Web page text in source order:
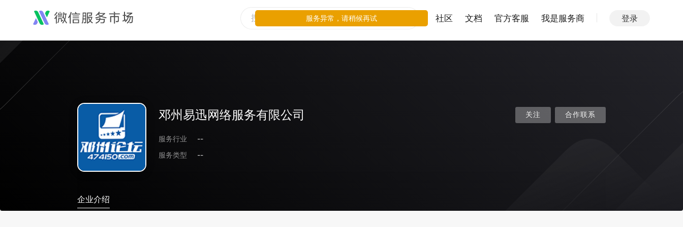
社区 文档 官方客服 我是服务商 登录
邓州易迅网络服务有限公司
服务行业
--
服务类型
--
关注 合作联系
企业介绍
服务异常，请稍候再试